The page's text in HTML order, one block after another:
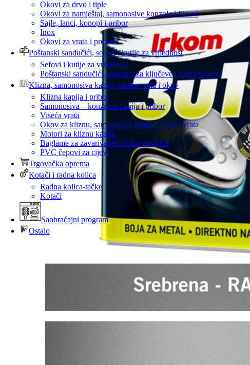
Okovi za drvo i tiple
Okovi za namještaj, samonosive konzole i filcevi
Sajle, lanci, konopi i pribor
Inox
Okovi za vrata i prozore
Poštanski sandučići, sefovi i kutije za vrijednost
Sefovi i kutije za vrijednost
Poštanski sandučići, ormariči za ključeve i kućni brojevi
Klizna, samonosiva kapija, viseća vrata i okov
Klizna kapija i pribor
Samonosiva – konzolna kapija i pribor
Viseća vrata
Okov za kliznu, samonosivu kapiju i viseća vrata
Motori za kliznu kapiju
Baglame za zavarivanje i tešku nosivost
PVC čepovi za cijevi
Trgovačka oprema
Kotači i radna kolica
Radna kolica-tačke
Kotači
Saobraćajni program
Ostalo